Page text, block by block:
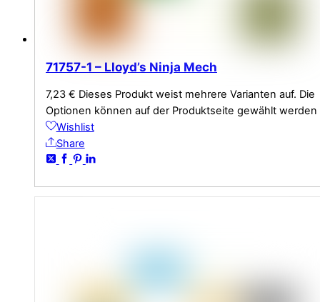
71757-1 – Lloyd’s Ninja Mech
7,23 € Dieses Produkt weist mehrere Varianten auf. Die
Optionen können auf der Produktseite gewählt werden
Wishlist
Share